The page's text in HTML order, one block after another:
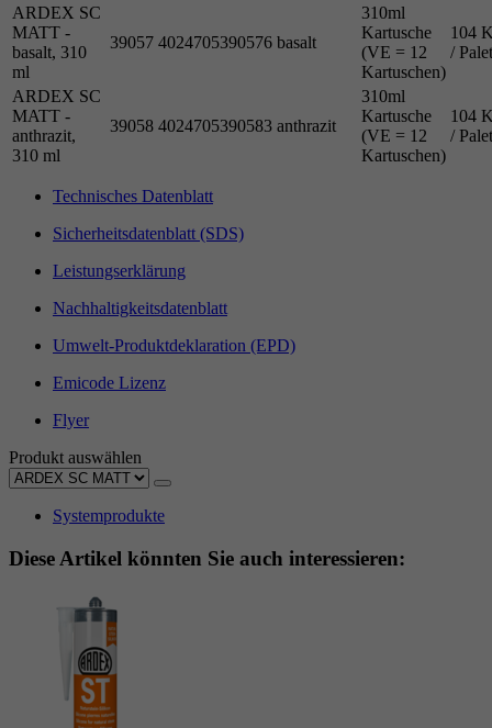
ARDEX SC
MATT -
basalt, 310
ml
39057 4024705390576 basalt
310ml
Kartusche
(VE = 12
Kartuschen)
104
/
ARDEX SC
MATT -
anthrazit,
310 ml
39058 4024705390583 anthrazit
310ml
Kartusche
(VE = 12
Kartuschen)
104
/
Technisches Datenblatt
Sicherheitsdatenblatt (SDS)
Leistungserklärung
Nachhaltigkeitsdatenblatt
Umwelt-Produktdeklaration (EPD)
Emicode Lizenz
Flyer
Produkt auswählen
Systemprodukte
Diese Artikel könnten Sie auch interessieren: